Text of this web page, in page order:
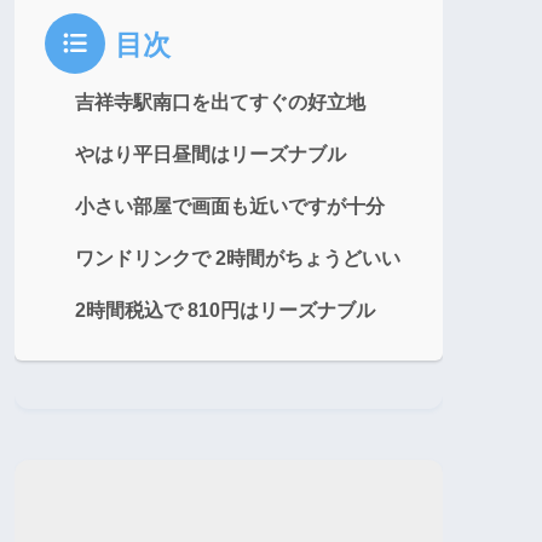
目次
吉祥寺駅南口を出てすぐの好立地
やはり平日昼間はリーズナブル
小さい部屋で画面も近いですが十分
ワンドリンクで 2時間がちょうどいい
2時間税込で 810円はリーズナブル